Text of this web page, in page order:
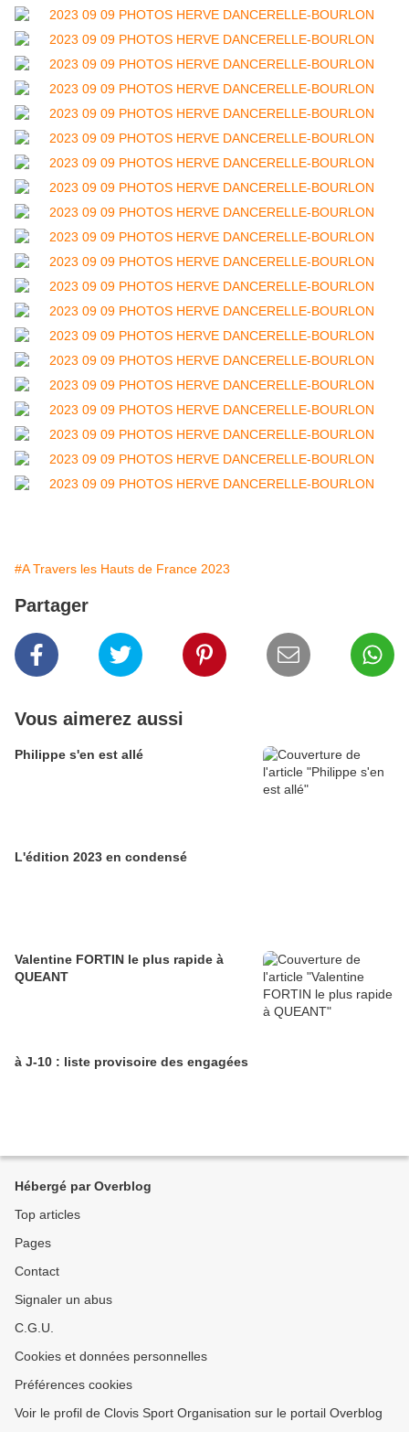
#A Travers les Hauts de France 2023
Partager
Vous aimerez aussi
Philippe s'en est allé
L'édition 2023 en condensé
Valentine FORTIN le plus rapide à
QUEANT
à J-10 : liste provisoire des engagées
Hébergé par Overblog
Top articles
Pages
Contact
Signaler un abus
C.G.U.
Cookies et données personnelles
Préférences cookies
Voir le profil de Clovis Sport Organisation sur le portail Overblog